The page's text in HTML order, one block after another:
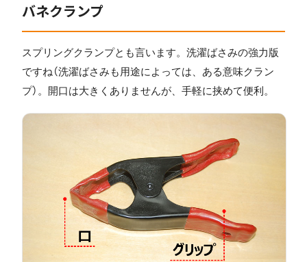
バネクランプ
スプリングクランプとも言います。洗濯ばさみの強力版
ですね（洗濯ばさみも用途によっては、ある意味クラン
プ）。開口は大きくありませんが、手軽に挟めて便利。